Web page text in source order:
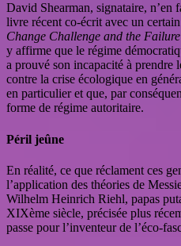
David Shearman, signataire, n’en
livre récent co-écrit avec un
Change Challenge and the
y affirme que le régime
a prouvé son incapacité à prendre
contre la crise écologique en
en particulier et que, par
forme de régime autoritaire.
Péril jeûne
En réalité, ce que réclament ces
l’application des théories de
Wilhelm Heinrich Riehl, papas
XIXème siècle, précisée plus
passe pour l’inventeur de l’éco-